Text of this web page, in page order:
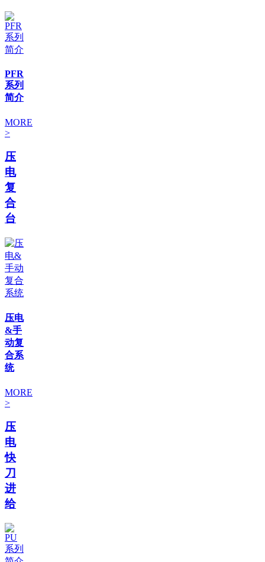
PFR
系列
简介
MORE
>
压
电
复
合
台
压电
&手
动复
合系
统
MORE
>
压
电
快
刀
进
给